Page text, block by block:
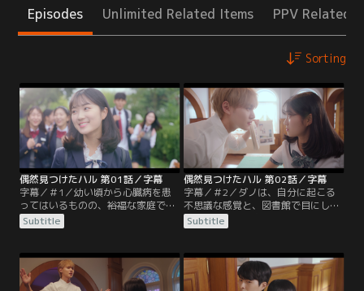
Episodes Unlimited Related Items PPV Related
Sorting
偶然見つけたハル 第01話／字幕
字幕／＃1／幼い頃から心臓病を患
ってはいるものの、裕福な家庭で父
の愛を一身に受けて育って来たウ
ン・ダノ。天真爛漫な明るいダノ
セレブが通うスリ高校の2年生だ。
イケメン3人衆A3のひとり、ペク・
ギョンは親の決めた婚約者だが、ギ
Subtitle
偶然見つけたハル 第02話／字幕
字幕／＃2／ダノは、自分に起こる
不思議な感覚と、図書館で目にした
漫画「秘密」、空間に見える黒い
穴、そして給食調理人のチン・ミチ
ミチェに会いに行く。すると彼に、
この世界は漫画の中の世界で、自分
たちは漫画の中の登場人物だと知ら
Subtitle